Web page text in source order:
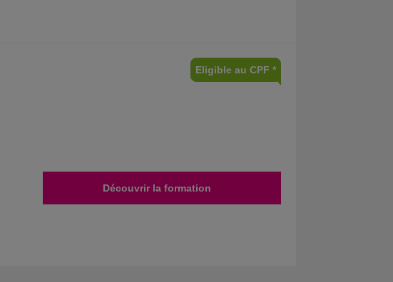
Eligible au CPF *
Découvrir la formation